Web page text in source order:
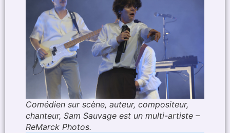
Comédien sur scène, auteur, compositeur,
chanteur, Sam Sauvage est un multi-artiste –
ReMarck Photos.